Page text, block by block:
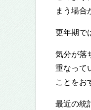
まう場合
更年期で
気分が落
重なって
ことをお
最近の統